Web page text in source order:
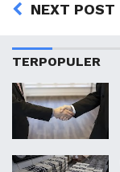
NEXT POST
TERPOPULER